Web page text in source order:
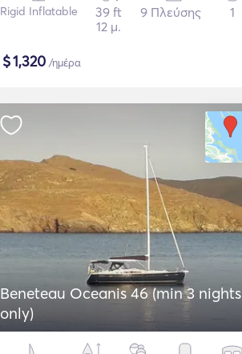
Rigid Inflatable
39 ft
12 μ.
9 Πλεύσης 1
$1,320 /ημέρα
Beneteau Oceanis 46 (min 3 nights
only)